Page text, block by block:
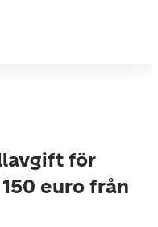
för
euro från